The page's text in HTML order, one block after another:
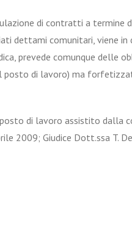
di contratti a termine
dettami comunitari, viene in
prevede comunque delle
posto di lavoro) ma
di lavoro assistito dalla
2009; Giudice Dott.ssa T.